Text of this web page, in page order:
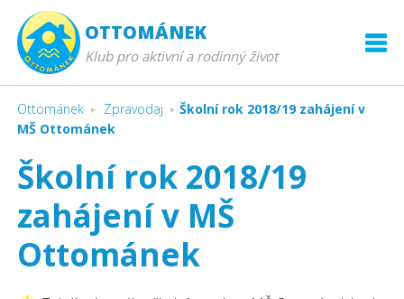
OTTOMÁNEK
Klub pro aktivní a rodinný život
Ottománek Zpravodaj
Školní rok 2018/19 zahájení v
MŠ Ottománek
Školní rok 2018/19
zahájení v MŠ
Ottománek